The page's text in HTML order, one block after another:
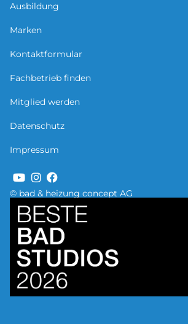
© bad & heizung concept AG
Ausbildung
Marken
Kontaktformular
Fachbetrieb finden
Mitglied werden
Datenschutz
Impressum